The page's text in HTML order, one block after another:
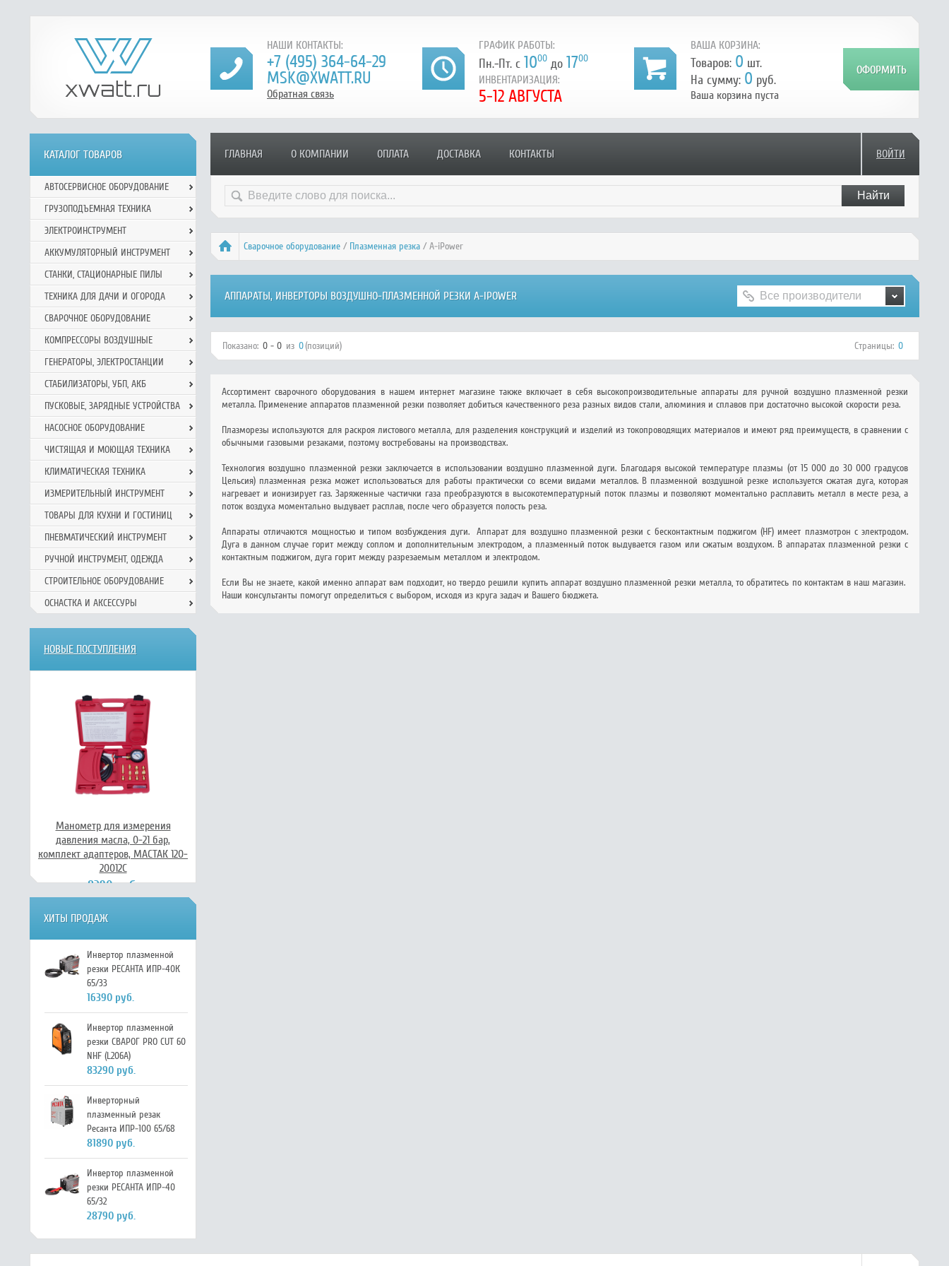
НАШИ КОНТАКТЫ:
+7 (495) 364-64-29
MSK@XWATT.RU
Обратная связь
ГРАФИК РАБОТЫ:
Пн.-Пт. с 1000 до 1700
ИНВЕНТАРИЗАЦИЯ:
5-12 АВГУСТА
ВАША КОРЗИНА:
Товаров: 0 шт.
На сумму: 0 руб.
Ваша корзина пуста
ГЛАВНАЯ О КОМПАНИИ ОПЛАТА ДОСТАВКА КОНТАКТЫ ВОЙТИ
Сварочное оборудование / Плазменная резка / A-iPower
АППАРАТЫ, ИНВЕРТОРЫ ВОЗДУШНО-ПЛАЗМЕННОЙ РЕЗКИ A-IPOWER
Показано: 0 - 0 из 0(позиций) Страницы: 0
Ассортимент сварочного оборудования в нашем интернет магазине также включает в себя высокопроизводительные аппараты для ручной воздушно плазменной резки
металла. Применение аппаратов плазменной резки позволяет добиться качественного реза разных видов стали, алюминия и сплавов при достаточно высокой скорости реза.
Плазморезы используются для раскроя листового металла, для разделения конструкций и изделий из токопроводящих материалов и имеют ряд преимуществ, в сравнении с
обычными газовыми резаками, поэтому востребованы на производствах.
Технология воздушно плазменной резки заключается в использовании воздушно плазменной дуги. Благодаря высокой температуре плазмы (от 15 000 до 30 000 градусов
Цельсия) плазменная резка может использоваться для работы практически со всеми видами металлов. В плазменной воздушной резке используется сжатая дуга, которая
нагревает и ионизирует газ. Заряженные частички газа преобразуются в высокотемпературный поток плазмы и позволяют моментально расплавить металл в месте реза, а
поток воздуха моментально выдувает расплав, после чего образуется полость реза.
Аппараты отличаются мощностью и типом возбуждения дуги. Аппарат для воздушно плазменной резки с бесконтактным поджигом (HF) имеет плазмотрон с электродом.
Дуга в данном случае горит между соплом и дополнительным электродом, а плазменный поток выдувается газом или сжатым воздухом. В аппаратах плазменной резки с
контактным поджигом, дуга горит между разрезаемым металлом и электродом.
Если Вы не знаете, какой именно аппарат вам подходит, но твердо решили купить аппарат воздушно плазменной резки металла, то обратитесь по контактам в наш магазин.
Наши консультанты помогут определиться с выбором, исходя из круга задач и Вашего бюджета.
КАТАЛОГ ТОВАРОВ
АВТОСЕРВИСНОЕ ОБОРУДОВАНИЕ
ГРУЗОПОДЪЕМНАЯ ТЕХНИКА
ЭЛЕКТРОИНСТРУМЕНТ
АККУМУЛЯТОРНЫЙ ИНСТРУМЕНТ
СТАНКИ, СТАЦИОНАРНЫЕ ПИЛЫ
ТЕХНИКА ДЛЯ ДАЧИ И ОГОРОДА
СВАРОЧНОЕ ОБОРУДОВАНИЕ
КОМПРЕССОРЫ ВОЗДУШНЫЕ
ГЕНЕРАТОРЫ, ЭЛЕКТРОСТАНЦИИ
СТАБИЛИЗАТОРЫ, УБП, АКБ
ПУСКОВЫЕ, ЗАРЯДНЫЕ УСТРОЙСТВА
НАСОСНОЕ ОБОРУДОВАНИЕ
ЧИСТЯЩАЯ И МОЮЩАЯ ТЕХНИКА
КЛИМАТИЧЕСКАЯ ТЕХНИКА
ИЗМЕРИТЕЛЬНЫЙ ИНСТРУМЕНТ
ТОВАРЫ ДЛЯ КУХНИ И ГОСТИНИЦ
ПНЕВМАТИЧЕСКИЙ ИНСТРУМЕНТ
РУЧНОЙ ИНCТРУМЕНТ, ОДЕЖДА
СТРОИТЕЛЬНОЕ ОБОРУДОВАНИЕ
ОСНАСТКА И АКСЕССУРЫ
НОВЫЕ ПОСТУПЛЕНИЯ
Манометр для измерения
давления масла, 0-21 бар,
комплект адаптеров, МАСТАК 120-
20012C
8290 руб.
ХИТЫ ПРОДАЖ
Инвертор плазменной
резки РЕСАНТА ИПР-40К
65/33
16390 руб.
Инвертор плазменной
резки СВАРОГ PRO CUT 60
NHF (L206A)
83290 руб.
Инверторный
плазменный резак
Ресанта ИПР-100 65/68
81890 руб.
Инвертор плазменной
резки РЕСАНТА ИПР-40
65/32
28790 руб.